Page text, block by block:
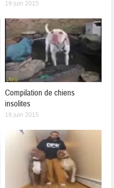
19 juin 2015
Compilation de chiens
insolites
18 juin 2015